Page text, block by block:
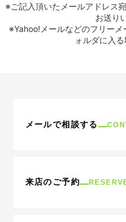
※ご記入頂いたメールアドレス
お送り
※Yahoo!メールなどのフリー
ォルダに入る
メールで相談する
来店のご予約